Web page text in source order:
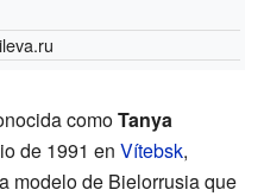
comoTanya
de 1991 en Vítebsk,
modelo de Bielorrusia que